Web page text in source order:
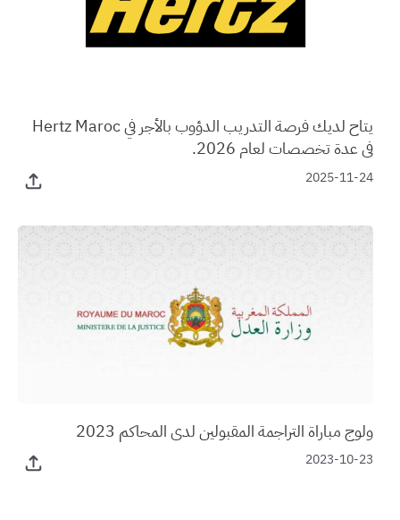
يتاح لديك فرصة التدريب الدؤوب بالأجر في Hertz Maroc
في عدة تخصصات لعام 2026.
2025-11-24
ولوج مباراة التراجمة المقبولين لدى المحاكم 2023
2023-10-23